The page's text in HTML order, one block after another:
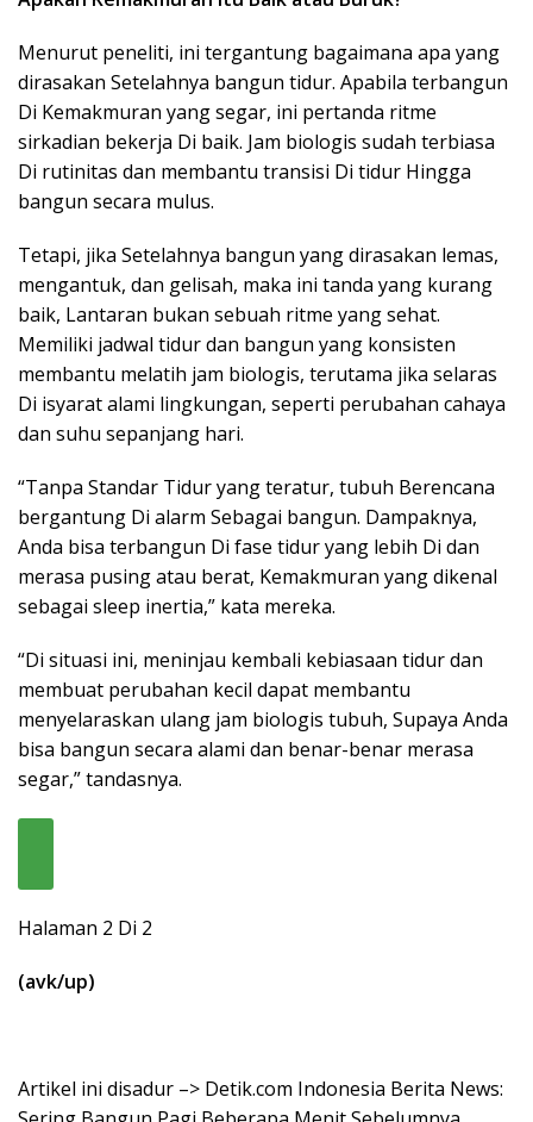
Menurut peneliti, ini tergantung bagaimana apa yang
dirasakan Setelahnya bangun tidur. Apabila terbangun
Di Kemakmuran yang segar, ini pertanda ritme
sirkadian bekerja Di baik. Jam biologis sudah terbiasa
Di rutinitas dan membantu transisi Di tidur Hingga
bangun secara mulus.
Tetapi, jika Setelahnya bangun yang dirasakan lemas,
mengantuk, dan gelisah, maka ini tanda yang kurang
baik, Lantaran bukan sebuah ritme yang sehat.
Memiliki jadwal tidur dan bangun yang konsisten
membantu melatih jam biologis, terutama jika selaras
Di isyarat alami lingkungan, seperti perubahan cahaya
dan suhu sepanjang hari.
“Tanpa Standar Tidur yang teratur, tubuh Berencana
bergantung Di alarm Sebagai bangun. Dampaknya,
Anda bisa terbangun Di fase tidur yang lebih Di dan
merasa pusing atau berat, Kemakmuran yang dikenal
sebagai sleep inertia,” kata mereka.
“Di situasi ini, meninjau kembali kebiasaan tidur dan
membuat perubahan kecil dapat membantu
menyelaraskan ulang jam biologis tubuh, Supaya Anda
bisa bangun secara alami dan benar-benar merasa
segar,” tandasnya.
Halaman 2 Di 2
(avk/up)
Artikel ini disadur –> Detik.com Indonesia Berita News: